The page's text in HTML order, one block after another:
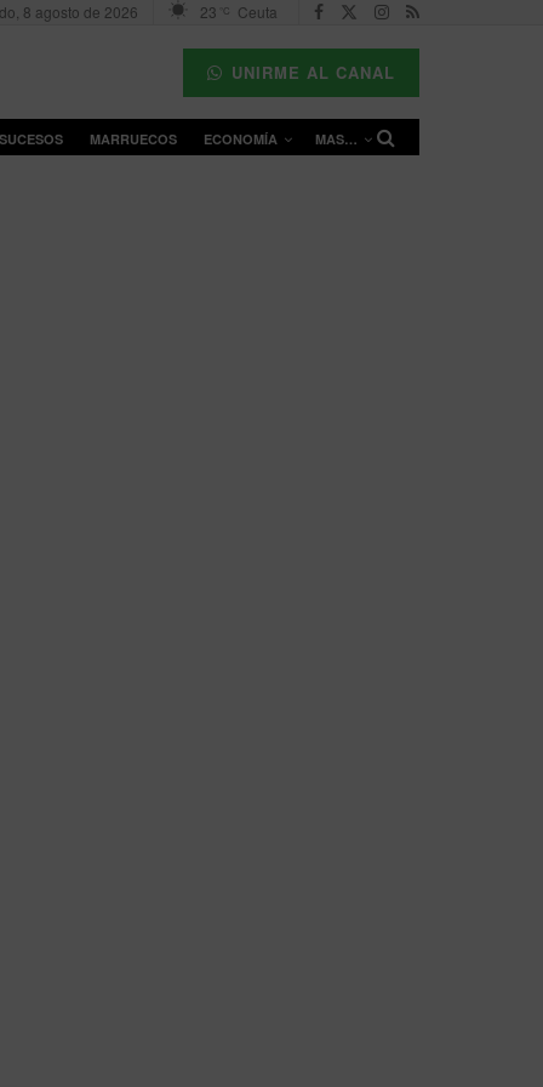
8 agosto de 2026 23 °C Ceuta
UNIRME AL CANAL
MARRUECOS ECONOMÍA MAS…